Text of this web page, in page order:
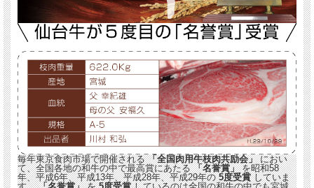
毎年東京食肉市場で開催される「全国肉用牛枝肉共励会」におい
て、全国各地の和牛の中で最高賞にあたる「名誉賞」を昭和58
年、平成6年、平成13年、平成28年、平成29年の5度受賞していま